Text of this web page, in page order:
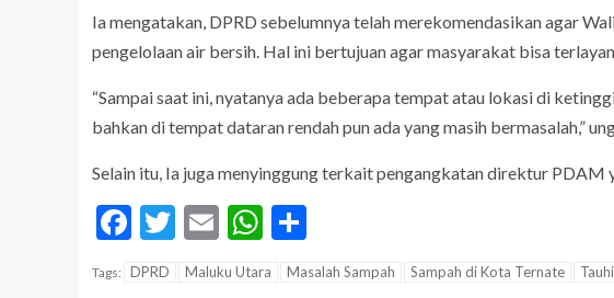
Ia mengatakan, DPRD sebelumnya telah merekomendasikan agar
pengelolaan air bersih. Hal ini bertujuan agar masyarakat bisa
“Sampai saat ini, nyatanya ada beberapa tempat atau lokasi di
bahkan di tempat dataran rendah pun ada yang masih bermasalah,”
Selain itu, Ia juga menyinggung terkait pengangkatan direktur
Facebook
Twitter
EmailWhatsApp
Tags: DPRD Maluku Utara Masalah Sampah Sampah di Kota Ternate